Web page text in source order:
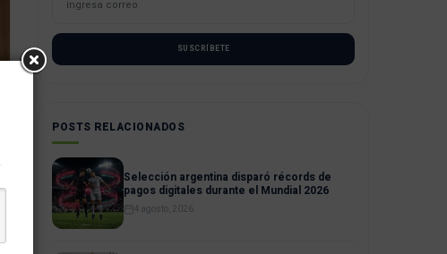
SUSCRÍBETE
POSTS RELACIONADOS
Selección argentina disparó récords de
pagos digitales durante el Mundial 2026
4 agosto, 2026